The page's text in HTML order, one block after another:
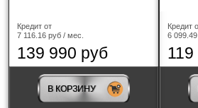
Miele(2)
Samsung(14)
Sharp (41)
Кредит от
7 116.16 руб / мес.
139 990 руб
В КОРЗИНУ
Кредит
6